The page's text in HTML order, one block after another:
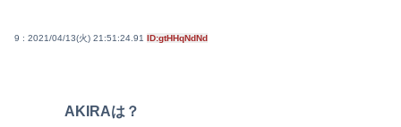
9 : 2021/04/13(火) 21:51:24.91 ID:gtHHqNdNd
AKIRAは？